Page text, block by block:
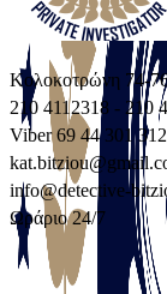
Κολοκοτρώνη 74-
210 4112318 - 210
Viber 69 44 301 312
info@detective-
Ωράριο 24/7